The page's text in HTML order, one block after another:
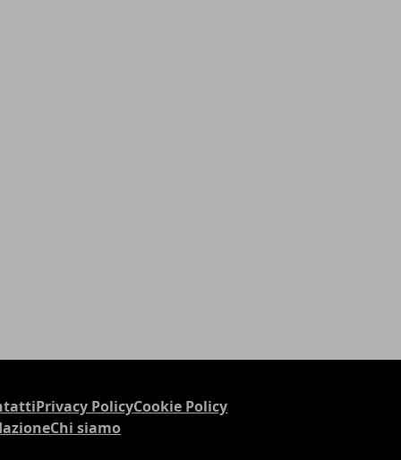
Privacy PolicyCookie Policy
Chi siamo